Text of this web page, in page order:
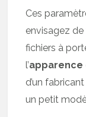
Ces
envisagez
fichiers à
l’apparence
d’un
un petit